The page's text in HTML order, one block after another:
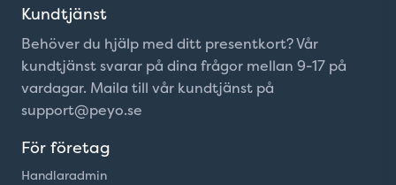
Kundtjänst
Behöver du hjälp med ditt presentkort? Vår
kundtjänst svarar på dina frågor mellan 9-17 på
vardagar. Maila till vår kundtjänst på
support@peyo.se
För företag
Handlaradmin